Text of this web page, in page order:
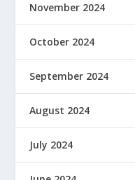
November 2024
October 2024
September 2024
August 2024
July 2024